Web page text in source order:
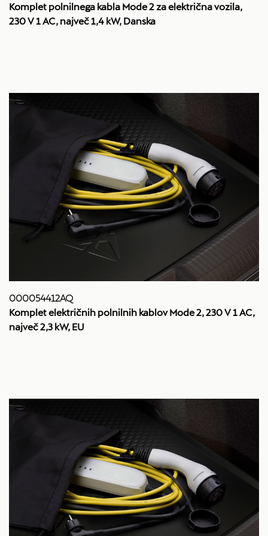
Komplet polnilnega kabla Mode 2 za električna vozila,
230 V 1 AC, največ 1,4 kW, Danska
000054412AQ
Komplet električnih polnilnih kablov Mode 2, 230 V 1 AC,
največ 2,3 kW, EU